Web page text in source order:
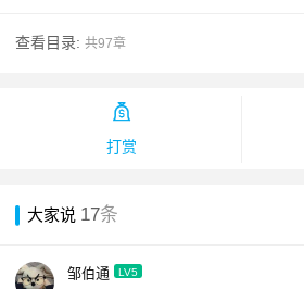
伴们一起携手，让老年人开出生活幸福之花。
查看目录: 共97章

打赏
大家说 17条
邹伯通 LV5